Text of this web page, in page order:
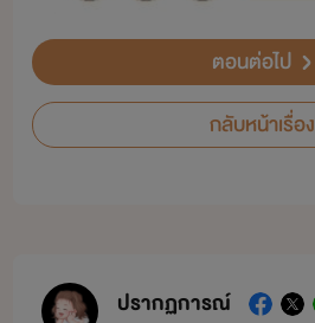
ตอนต่อไป
กลับหน้าเรื่อง
ปรากฏการณ์